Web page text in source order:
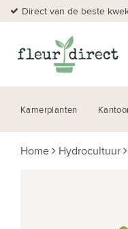
Direct van de beste
Kamerplanten
Home Hydrocultuur